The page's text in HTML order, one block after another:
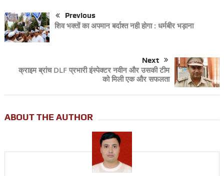
Previous
शिव भक्तों का अपमान बर्दाश्त नही होगा : धर्मबीर भड़ाना
Next
क्राइम ब्रांच DLF प्रभारी इंस्पेक्टर नवीन और उसकी टीम
को मिली एक और सफलता
ABOUT THE AUTHOR